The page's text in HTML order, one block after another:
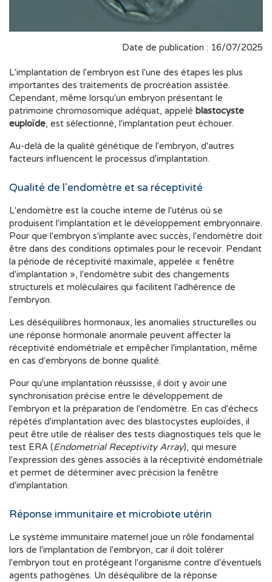
Date de publication : 16/07/2025
L'implantation de l'embryon est l'une des étapes les plus
importantes des traitements de procréation assistée.
Cependant, même lorsqu'un embryon présentant le
patrimoine chromosomique adéquat, appelé blastocyste
euploïde, est sélectionné, l'implantation peut échouer.
Au-delà de la qualité génétique de l'embryon, d'autres
facteurs influencent le processus d'implantation.
Qualité de l'endomètre et sa réceptivité
L'endomètre est la couche interne de l'utérus où se
produisent l'implantation et le développement embryonnaire.
Pour que l'embryon s'implante avec succès, l'endomètre doit
être dans des conditions optimales pour le recevoir. Pendant
la période de réceptivité maximale, appelée « fenêtre
d'implantation », l'endomètre subit des changements
structurels et moléculaires qui facilitent l'adhérence de
l'embryon.
Les déséquilibres hormonaux, les anomalies structurelles ou
une réponse hormonale anormale peuvent affecter la
réceptivité endométriale et empêcher l'implantation, même
en cas d'embryons de bonne qualité.
Pour qu'une implantation réussisse, il doit y avoir une
synchronisation précise entre le développement de
l'embryon et la préparation de l'endomètre. En cas d'échecs
répétés d'implantation avec des blastocystes euploïdes, il
peut être utile de réaliser des tests diagnostiques tels que le
test ERA (Endometrial Receptivity Array), qui mesure
l'expression des gènes associés à la réceptivité endométriale
et permet de déterminer avec précision la fenêtre
d'implantation.
Réponse immunitaire et microbiote utérin
Le système immunitaire maternel joue un rôle fondamental
lors de l'implantation de l'embryon, car il doit tolérer
l'embryon tout en protégeant l'organisme contre d'éventuels
agents pathogènes. Un déséquilibre de la réponse